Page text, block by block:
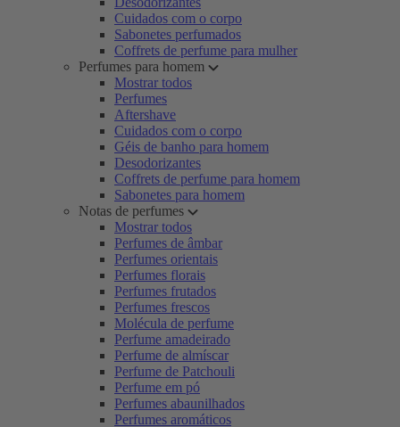
Cuidados com o corpo
Sabonetes perfumados
Coffrets de perfume para mulher
Perfumes para homem
Mostrar todos
Perfumes
Aftershave
Cuidados com o corpo
Géis de banho para homem
Desodorizantes
Coffrets de perfume para homem
Sabonetes para homem
Notas de perfumes
Mostrar todos
Perfumes de âmbar
Perfumes orientais
Perfumes florais
Perfumes frutados
Perfumes frescos
Molécula de perfume
Perfume amadeirado
Perfume de almíscar
Perfume de Patchouli
Perfume em pó
Perfumes abaunilhados
Perfumes aromáticos